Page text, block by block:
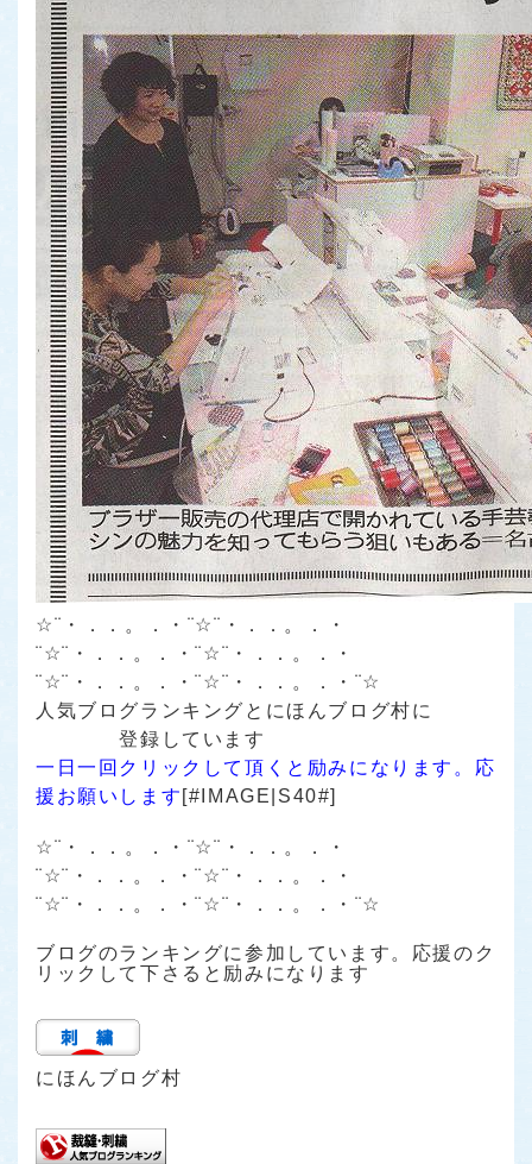
☆¨・．．。．・¨☆¨・．．。．・
¨☆¨・．．。．・¨☆¨・．．。．・
¨☆¨・．．。．・¨☆¨・．．。．・¨☆
人気ブログランキング と にほんブログ村に
登録しています
一日一回クリックして頂くと励みになります。応
援お願いします [#IMAGE|S40#]
☆¨・．．。．・¨☆¨・．．。．・
¨☆¨・．．。．・¨☆¨・．．。．・
¨☆¨・．．。．・¨☆¨・．．。．・¨☆
ブログのランキングに参加しています。応援のク
リックして下さると励みになります
にほんブログ村